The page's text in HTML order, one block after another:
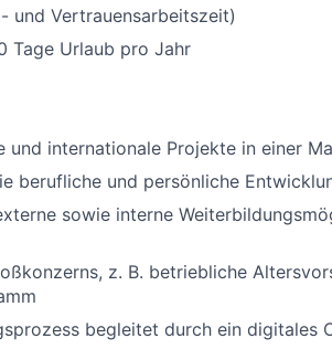
und Vertrauensarbeitszeit)
Tage Urlaub pro Jahr
und internationale Projekte in einer
berufliche und persönliche
sowie interne
z. B. betriebliche
begleitet durch ein digitales